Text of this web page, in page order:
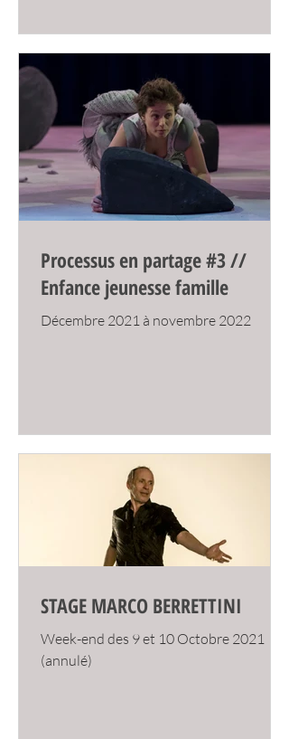
Processus en partage #3 //
Enfance jeunesse famille
Décembre 2021 à novembre 2022
STAGE MARCO BERRETTINI
Week-end des 9 et 10 Octobre 2021
(annulé)